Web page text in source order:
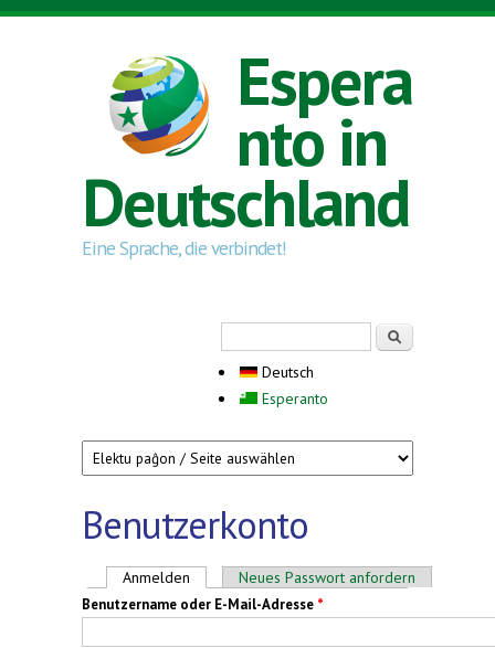
Direkt zum Inhalt
Espera
nto in
Deutschland
Eine Sprache, die verbindet!
Deutsch
Esperanto
Benutzerkonto
Haupt-Reiter
Anmelden (aktiver Reiter)
Neues Passwort anfordern
Benutzername oder E-Mail-Adresse *